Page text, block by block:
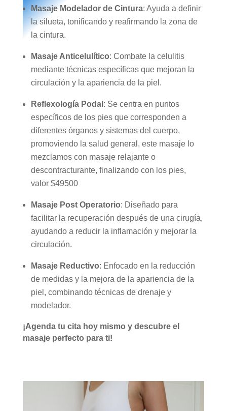
Masaje Modelador de Cintura: Ayuda a definir
la silueta, tonificando y reafirmando la zona de
la cintura.
Masaje Anticelulítico: Combate la celulitis
mediante técnicas específicas que mejoran la
circulación y la apariencia de la piel.
Reflexología Podal : Se centra en puntos
específicos de los pies que corresponden a
diferentes órganos y sistemas del cuerpo,
promoviendo la salud general, este masaje lo
mezclamos con masaje relajante o
descontracturante, finalizando con los pies,
valor $49500
Masaje Post Operatorio: Diseñado para
facilitar la recuperación después de una cirugía,
ayudando a reducir la inflamación y mejorar la
circulación.
Masaje Reductivo: Enfocado en la reducción
de medidas y la mejora de la apariencia de la
piel, combinando técnicas de drenaje y
modelador.
¡Agenda tu cita hoy mismo y descubre el
masaje perfecto para ti!